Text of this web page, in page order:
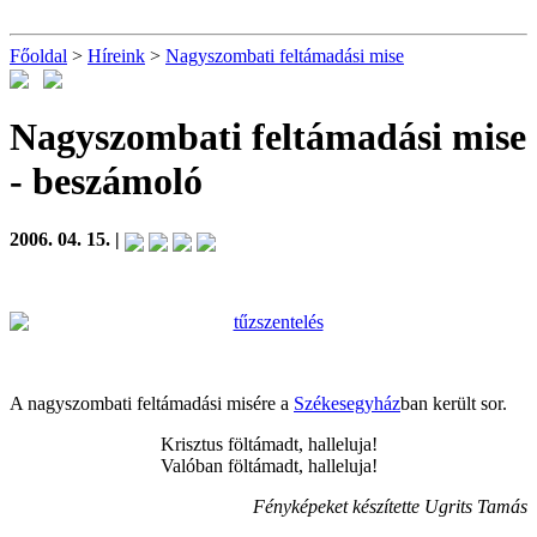
Főoldal > Híreink > Nagyszombati feltámadási mise
Nagyszombati feltámadási mise
- beszámoló
2006. 04. 15. |
A nagyszombati feltámadási misére a Székesegyházban került sor.
Krisztus föltámadt, halleluja!
Valóban föltámadt, halleluja!
Fényképeket készítette Ugrits Tamás